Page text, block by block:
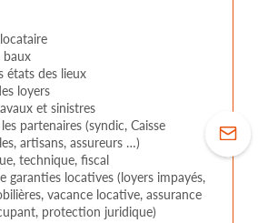
baux
états des lieux
loyers
et sinistres
partenaires (syndic, Caisse
artisans, assureurs …)
technique, fiscal
garanties locatives (loyers impayés,
vacance locative, assurance
protection juridique)